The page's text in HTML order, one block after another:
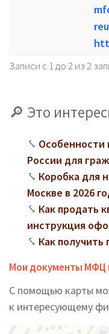
Записи с 1 до 2 из 2
Это
Особенности
России для
Коробка для
Москве в 2026
Как продать
инструкция
Как получить
Мои документы МФЦ
С помощью карты
к интересующему